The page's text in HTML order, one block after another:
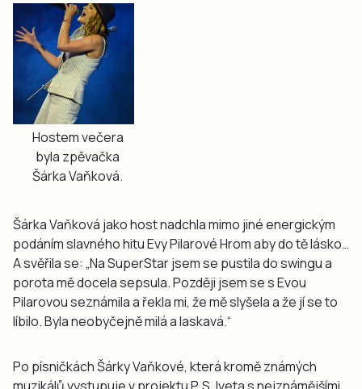
Hostem večera
byla zpěvačka
Šárka Vaňková.
Šárka Vaňková jako host nadchla mimo jiné energickým
podáním slavného hitu Evy Pilarové Hrom aby do tě lásko…
A svěřila se: „Na SuperStar jsem se pustila do swingu a
porota mě docela sepsula. Později jsem se s Evou
Pilarovou seznámila a řekla mi, že mě slyšela a že jí se to
líbilo. Byla neobyčejně milá a laskavá.“
Po písničkách Šárky Vaňkové, která kromě známých